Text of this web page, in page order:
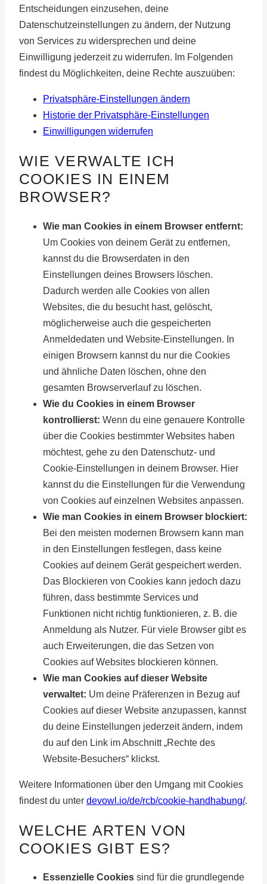
Entscheidungen einzusehen, deine
Datenschutzeinstellungen zu ändern, der Nutzung
von Services zu widersprechen und deine
Einwilligung jederzeit zu widerrufen. Im Folgenden
findest du Möglichkeiten, deine Rechte auszuüben:
Privatsphäre-Einstellungen ändern
Historie der Privatsphäre-Einstellungen
Einwilligungen widerrufen
WIE VERWALTE ICH
COOKIES IN EINEM
BROWSER?
Wie man Cookies in einem Browser entfernt:
Um Cookies von deinem Gerät zu entfernen,
kannst du die Browserdaten in den
Einstellungen deines Browsers löschen.
Dadurch werden alle Cookies von allen
Websites, die du besucht hast, gelöscht,
möglicherweise auch die gespeicherten
Anmeldedaten und Website-Einstellungen. In
einigen Browsern kannst du nur die Cookies
und ähnliche Daten löschen, ohne den
gesamten Browserverlauf zu löschen.
Wie du Cookies in einem Browser
kontrollierst: Wenn du eine genauere Kontrolle
über die Cookies bestimmter Websites haben
möchtest, gehe zu den Datenschutz- und
Cookie-Einstellungen in deinem Browser. Hier
kannst du die Einstellungen für die Verwendung
von Cookies auf einzelnen Websites anpassen.
Wie man Cookies in einem Browser blockiert:
Bei den meisten modernen Browsern kann man
in den Einstellungen festlegen, dass keine
Cookies auf deinem Gerät gespeichert werden.
Das Blockieren von Cookies kann jedoch dazu
führen, dass bestimmte Services und
Funktionen nicht richtig funktionieren, z. B. die
Anmeldung als Nutzer. Für viele Browser gibt es
auch Erweiterungen, die das Setzen von
Cookies auf Websites blockieren können.
Wie man Cookies auf dieser Website
verwaltet: Um deine Präferenzen in Bezug auf
Cookies auf dieser Website anzupassen, kannst
du deine Einstellungen jederzeit ändern, indem
du auf den Link im Abschnitt „Rechte des
Website-Besuchers“ klickst.
Weitere Informationen über den Umgang mit Cookies
findest du unter devowl.io/de/rcb/cookie-handhabung/.
WELCHE ARTEN VON
COOKIES GIBT ES?
Essenzielle Cookies sind für die grundlegende